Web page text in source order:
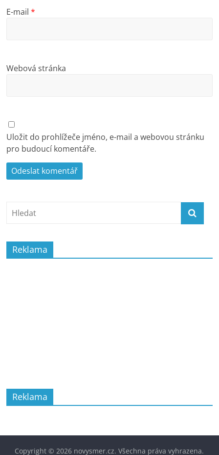
E-mail*
Webová stránka
Uložit do prohlížeče jméno, e-mail a webovou stránku
pro budoucí komentáře.
Reklama
Reklama
Copyright © 2026 novysmer.cz. Všechna práva vyhrazena.